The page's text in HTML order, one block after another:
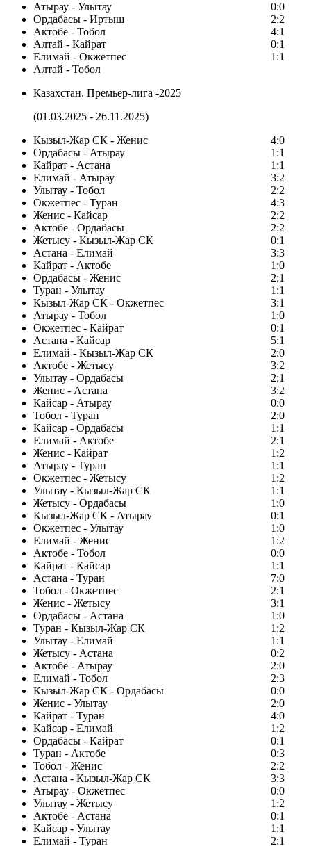
Атырау - Улытау
0:0
Ордабасы - Иртыш
2:2
Актобе - Тобол
4:1
Алтай - Кайрат
0:1
Елимай - Окжетпес
1:1
Алтай - Тобол
Казахстан. Премьер-лига -2025
(01.03.2025 - 26.11.2025)
Кызыл-Жар СК - Женис
4:0
Ордабасы - Атырау
1:1
Кайрат - Астана
1:1
Елимай - Атырау
3:2
Улытау - Тобол
2:2
Окжетпес - Туран
4:3
Женис - Кайсар
2:2
Актобе - Ордабасы
2:2
Жетысу - Кызыл-Жар СК
0:1
Астана - Елимай
3:3
Кайрат - Актобе
1:0
Ордабасы - Женис
2:1
Туран - Улытау
1:1
Кызыл-Жар СК - Окжетпес
3:1
Атырау - Тобол
1:0
Окжетпес - Кайрат
0:1
Астана - Кайсар
5:1
Елимай - Кызыл-Жар СК
2:0
Актобе - Жетысу
3:2
Улытау - Ордабасы
2:1
Женис - Астана
3:2
Кайсар - Атырау
0:0
Тобол - Туран
2:0
Кайсар - Ордабасы
1:1
Елимай - Актобе
2:1
Женис - Кайрат
1:2
Атырау - Туран
1:1
Окжетпес - Жетысу
1:2
Улытау - Кызыл-Жар СК
1:1
Жетысу - Ордабасы
1:0
Кызыл-Жар СК - Атырау
0:1
Окжетпес - Улытау
1:0
Елимай - Женис
1:2
Актобе - Тобол
0:0
Кайрат - Кайсар
1:1
Астана - Туран
7:0
Тобол - Окжетпес
2:1
Женис - Жетысу
3:1
Ордабасы - Астана
1:0
Туран - Кызыл-Жар СК
1:2
Улытау - Елимай
1:1
Жетысу - Астана
0:2
Актобе - Атырау
2:0
Елимай - Тобол
2:3
Кызыл-Жар СК - Ордабасы
0:0
Женис - Улытау
2:0
Кайрат - Туран
4:0
Кайсар - Елимай
1:2
Ордабасы - Кайрат
0:1
Туран - Актобе
0:3
Тобол - Женис
2:2
Астана - Кызыл-Жар СК
3:3
Атырау - Окжетпес
0:0
Улытау - Жетысу
1:2
Актобе - Астана
0:1
Кайсар - Улытау
1:1
Елимай - Туран
2:1